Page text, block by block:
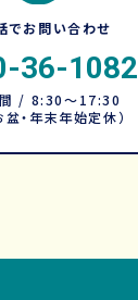
でお問い合わせ
36-1082
/ 8:30～17:30
盆・年末年始定休）